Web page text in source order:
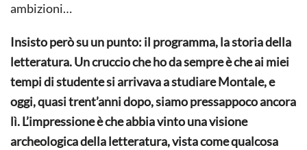
ambizioni…
Insisto però su un punto: il programma, la storia della
letteratura. Un cruccio che ho da sempre è che ai miei
tempi di studente si arrivava a studiare Montale, e
oggi, quasi trent’anni dopo, siamo pressappoco ancora
lì. L’impressione è che abbia vinto una visione
archeologica della letteratura, vista come qualcosa